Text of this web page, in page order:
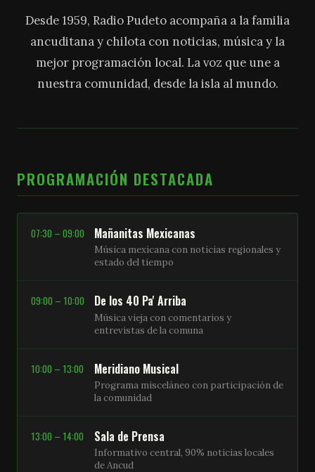
Desde 1959, Radio Pudeto acompaña a la familia
ancuditana y chilota con noticias, música y la
mejor programación local. La voz que une a
nuestra comunidad, desde la isla al mundo.
PROGRAMACIÓN DESTACADA
07:30 – 09:00 Mañanitas Mexicanas
Música mexicana con noticias regionales y
estado del tiempo
09:00 – 10:00 De los 40 Pa' Arriba
Música vieja con comentarios y
entrevistas de la comuna
10:00 – 13:00 Meridiano Musical
Programa misceláneo con participación de
la comunidad
13:00 – 14:00 Sala de Prensa
Informativo central, 90% noticias locales
de Ancud